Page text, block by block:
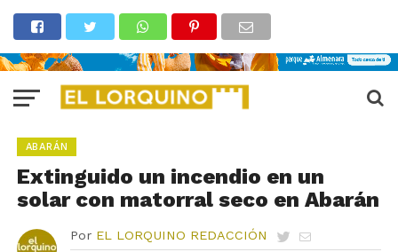
ABARÁN
Extinguido un incendio en un
solar con matorral seco en Abarán
Por EL LORQUINO REDACCIÓN